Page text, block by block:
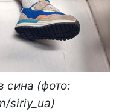
сина (фото:
siriy_ua)